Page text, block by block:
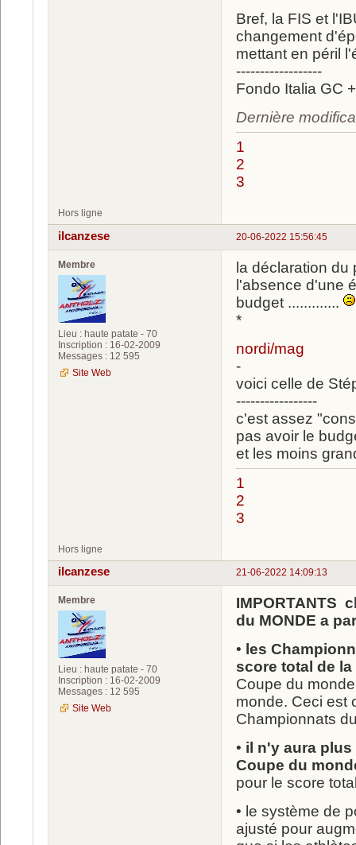
Bref, la FIS et
changement
mettant en péril
------------------
Fondo Italia GC
Dernière
1
2
3
Hors ligne
20-06-2022 15:56:45
ilcanzese
Membre
Lieu : haute patate - 70
Inscription : 16-02-2009
Messages : 12 595
Site Web
la déclaration
l'absence d'une
budget .............
*
nordi/mag
-
voici celle de
-----------------
c'est assez
pas avoir le
et les moins
1
2
3
Hors ligne
21-06-2022 14:09:13
ilcanzese
Membre
Lieu : haute patate - 70
Inscription : 16-02-2009
Messages : 12 595
Site Web
IMPORTANTS
du MONDE a
• les
score total de
Coupe du
monde. Ceci est
Championnats
• il n'y aura
Coupe du
pour le score
• le système de
ajusté pour